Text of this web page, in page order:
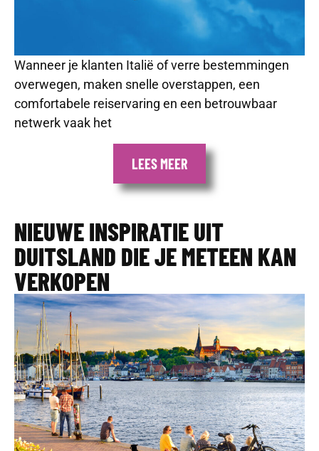
Wanneer je klanten Italië of verre bestemmingen
overwegen, maken snelle overstappen, een
comfortabele reiservaring en een betrouwbaar
netwerk vaak het
LEES MEER
NIEUWE INSPIRATIE UIT
DUITSLAND DIE JE METEEN KAN
VERKOPEN